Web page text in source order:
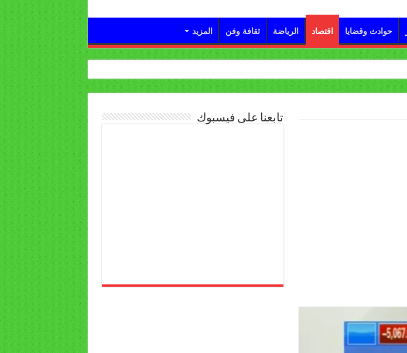
حوادث وقضايا اقتصاد الرياضة ثقافة وفن المزيد
تابعنا على فيسبوك